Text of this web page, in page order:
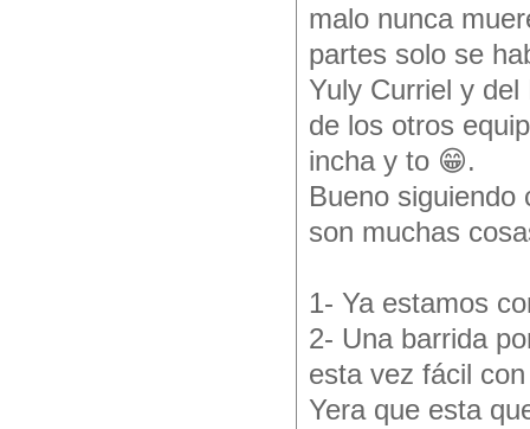
malo nunca
partes solo se
Yuly Curriel y
de los otros
incha y to 😁.
Bueno siguiendo
son muchas
1- Ya estamos
2- Una barrida
esta vez fácil
Yera que esta